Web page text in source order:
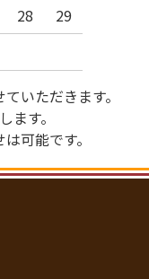
28
29
いただきます。
ます。
可能です。